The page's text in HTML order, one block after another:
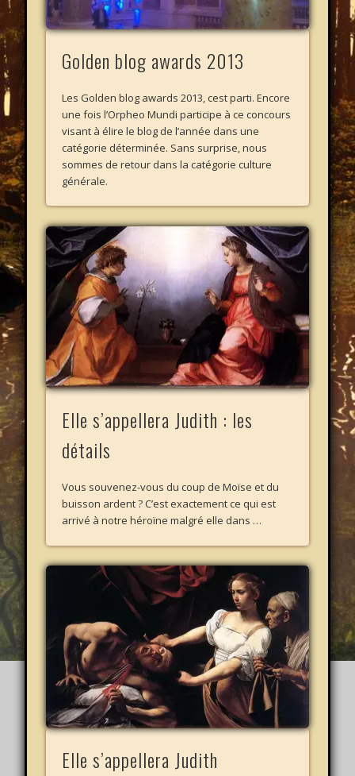
Golden blog awards 2013
Les Golden blog awards 2013, cest parti. Encore
une fois l’Orpheo Mundi participe à ce concours
visant à élire le blog de l’année dans une
catégorie déterminée. Sans surprise, nous
sommes de retour dans la catégorie culture
générale.
Elle s’appellera Judith : les
détails
Vous souvenez-vous du coup de Moïse et du
buisson ardent ? C’est exactement ce qui est
arrivé à notre héroïne malgré elle dans …
Elle s’appellera Judith